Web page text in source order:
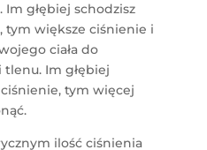
głębiej schodzisz
tym większe ciśnienie i
ciała do
Im głębiej
tym więcej
ilość ciśnienia